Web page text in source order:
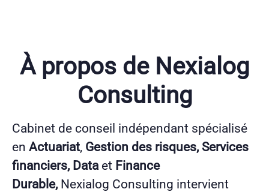
À propos de Nexialog
Consulting
Cabinet de conseil indépendant spécialisé
en Actuariat, Gestion des risques, Services
financiers, Data et Finance
Durable, Nexialog Consulting intervient